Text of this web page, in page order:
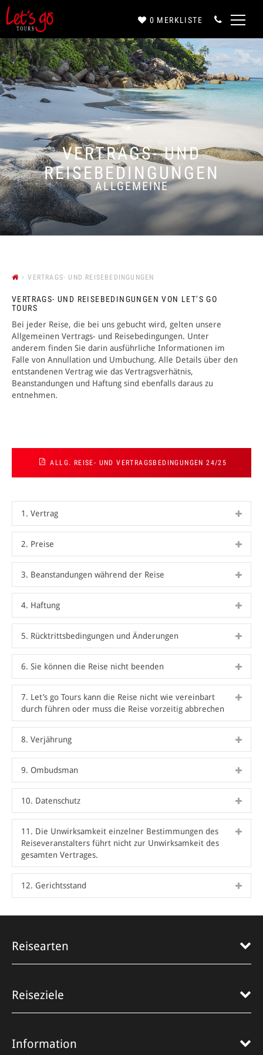
0 MERKLISTE
ALLGEMEINE
VERTRAGS- UND
REISEBEDINGUNGEN
VERTRAGS- UND REISEBEDINGUNGEN
VERTRAGS- UND REISEBEDINGUNGEN VON LET’S GO
TOURS
Bei jeder Reise, die bei uns gebucht wird, gelten unsere
Allgemeinen Vertrags- und Reisebedingungen. Unter
anderem finden Sie darin ausführliche Informationen im
Falle von Annullation und Umbuchung. Alle Details über den
entstandenen Vertrag wie das Vertragsverhätnis,
Beanstandungen und Haftung sind ebenfalls daraus zu
entnehmen.
ALLG. REISE- UND VERTRAGSBEDINGUNGEN 24/25
1. Vertrag
2. Preise
3. Beanstandungen während der Reise
4. Haftung
5. Rücktrittsbedingungen und Änderungen
6. Sie können die Reise nicht beenden
7. Let’s go Tours kann die Reise nicht wie vereinbart
durch führen oder muss die Reise vorzeitig abbrechen
8. Verjährung
9. Ombudsman
10. Datenschutz
11. Die Unwirksamkeit einzelner Bestimmungen des
Reiseveranstalters führt nicht zur Unwirksamkeit des
gesamten Vertrages.
12. Gerichtsstand
Reisearten
Reiseziele
Information
Anrede*
Vorname*
Nachname*
E-Mail*